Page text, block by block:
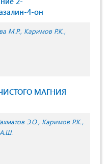
4-он
М.Р. Каримов Р.К.
МАГНИЯ
Э.О. Каримов Р.К.